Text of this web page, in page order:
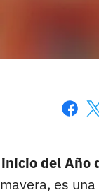
del Año
es una